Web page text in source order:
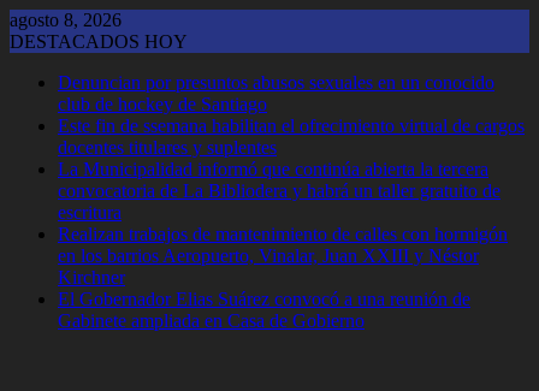
Saltar
al
agosto 8, 2026
DESTACADOS HOY
Denuncian por presuntos abusos sexuales en un conocido
club de hockey de Santiago
Este fin de ssemana habilitan el ofrecimiento virtual de cargos
docentes titulares y suplentes
La Municipalidad informó que continúa abierta la tercera
convocatoria de La Bibliodera y habrá un taller gratuito de
escritura
Realizan trabajos de mantenimiento de calles con hormigón
en los barrios Aeropuerto, Vinalar, Juan XXIII y Néstor
Kirchner
El Gobernador Elias Suárez convocó a una reunión de
Gabinete ampliada en Casa de Gobierno